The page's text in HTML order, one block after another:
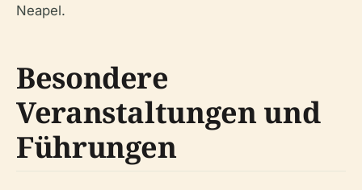
Neapel.
Besondere
Veranstaltungen und
Führungen